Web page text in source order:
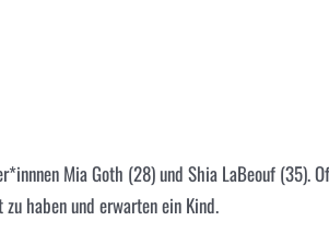
Mia Goth (28) und Shia LaBeouf (35).
haben und erwarten ein Kind.